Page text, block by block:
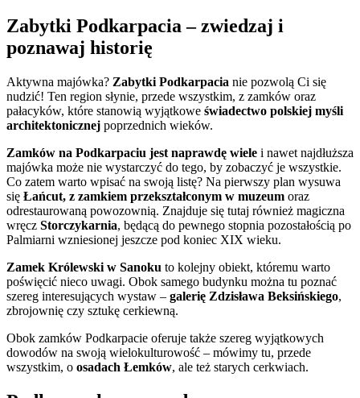
Zabytki Podkarpacia – zwiedzaj i
poznawaj historię
Aktywna majówka? Zabytki Podkarpacia nie pozwolą Ci się
nudzić! Ten region słynie, przede wszystkim, z zamków oraz
pałacyków, które stanowią wyjątkowe świadectwo polskiej myśli
architektonicznej poprzednich wieków.
Zamków na Podkarpaciu jest naprawdę wiele i nawet najdłuższa
majówka może nie wystarczyć do tego, by zobaczyć je wszystkie.
Co zatem warto wpisać na swoją listę? Na pierwszy plan wysuwa
się Łańcut, z zamkiem przekształconym w muzeum oraz
odrestaurowaną powozownią. Znajduje się tutaj również magiczna
wręcz Storczykarnia, będącą do pewnego stopnia pozostałością po
Palmiarni wzniesionej jeszcze pod koniec XIX wieku.
Zamek Królewski w Sanoku to kolejny obiekt, któremu warto
poświęcić nieco uwagi. Obok samego budynku można tu poznać
szereg interesujących wystaw – galerię Zdzisława Beksińskiego,
zbrojownię czy sztukę cerkiewną.
Obok zamków Podkarpacie oferuje także szereg wyjątkowych
dowodów na swoją wielokulturowość – mówimy tu, przede
wszystkim, o osadach Łemków, ale też starych cerkwiach.